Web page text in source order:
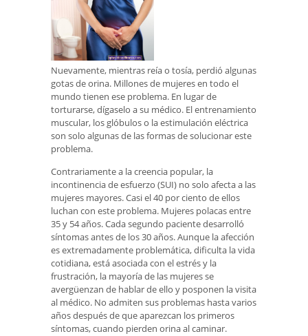
Nuevamente, mientras reía o tosía, perdió algunas
gotas de orina. Millones de mujeres en todo el
mundo tienen ese problema. En lugar de
torturarse, dígaselo a su médico. El entrenamiento
muscular, los glóbulos o la estimulación eléctrica
son solo algunas de las formas de solucionar este
problema.
Contrariamente a la creencia popular, la
incontinencia de esfuerzo (SUI) no solo afecta a las
mujeres mayores. Casi el 40 por ciento de ellos
luchan con este problema. Mujeres polacas entre
35 y 54 años. Cada segundo paciente desarrolló
síntomas antes de los 30 años. Aunque la afección
es extremadamente problemática, dificulta la vida
cotidiana, está asociada con el estrés y la
frustración, la mayoría de las mujeres se
avergüenzan de hablar de ello y posponen la visita
al médico. No admiten sus problemas hasta varios
años después de que aparezcan los primeros
síntomas, cuando pierden orina al caminar.